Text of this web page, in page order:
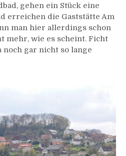
gehen ein Stück eine
erreichen die Gaststätte Am
man hier allerdings schon
mehr, wie es scheint. Ficht
gar nicht so lange